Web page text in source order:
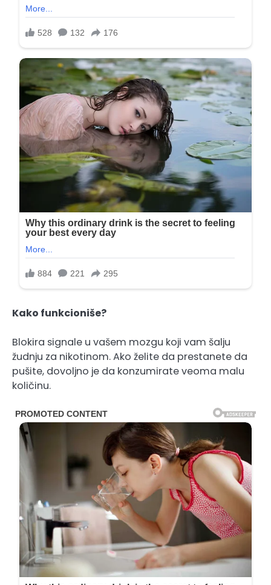
Kako funkcioniše?
Blokira signale u vašem mozgu koji vam šalju
žudnju za nikotinom. Ako želite da prestanete da
pušite, dovoljno je da konzumirate veoma malu
količinu.